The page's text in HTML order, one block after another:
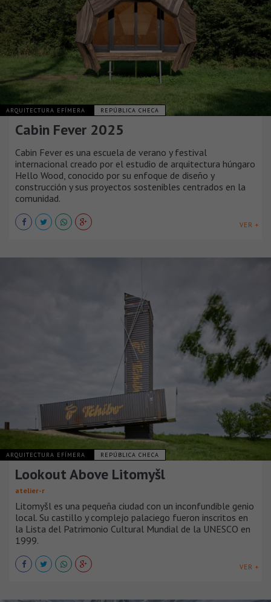
ARQUITECTURA EFÍMERA REPÚBLICA CHECA
Cabin Fever 2025
Cabin Fever es una escuela de verano y festival
internacional creado por el estudio de arquitectura húngaro
Hello Wood, conocido por su enfoque de diseño y
construcción y sus proyectos sostenibles centrados en la
comunidad.
VER +
ARQUITECTURA EFÍMERA REPÚBLICA CHECA
Lookout Above Litomyšl
atelier-r
Litomyšl es una pequeña ciudad con un inconfundible genio
local. Su castillo y complejo palaciego fueron inscritos en
la Lista del Patrimonio Cultural Mundial de la UNESCO en
1999.
VER +